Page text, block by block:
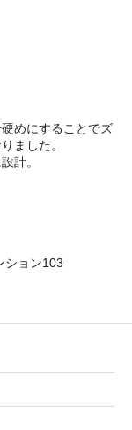
めにすることでズ
ました。
計。
ション103